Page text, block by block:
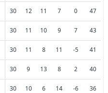
30 12 11 7 0 47
30 11 10 9 7 43
30 11 8 11 -5 41
30 9 13 8 2 40
30 10 6 14 -6 36